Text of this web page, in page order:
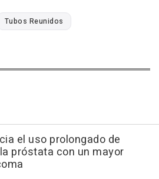
Tubos Reunidos
el uso prolongado de
próstata con un mayor